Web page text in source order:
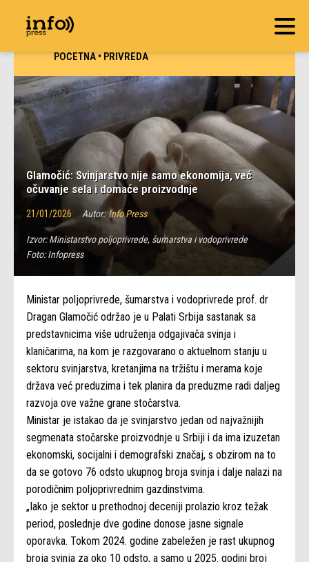
POČETNA•PRIVREDA
Glamočić: Svinjarstvo nije samo ekonomija, već
očuvanje sela i domaće proizvodnje
21/01/2026 Autor: Info Press
Izvor:Ministarstvo poljoprivrede, šumarstva i vodoprivrede
Foto:Infopress
Ministar poljoprivrede, šumarstva i vodoprivrede prof. dr
Dragan Glamočić održao je u Palati Srbija sastanak sa
predstavnicima više udruženja odgajivača svinja i
klaničarima, na kom je razgovarano o aktuelnom stanju u
sektoru svinjarstva, kretanjima na tržištu i merama koje
država već preduzima i tek planira da preduzme radi daljeg
razvoja ove važne grane stočarstva.
Ministar je istakao da je svinjarstvo jedan od najvažnijih
segmenata stočarske proizvodnje u Srbiji i da ima izuzetan
ekonomski, socijalni i demografski značaj, s obzirom na to
da se gotovo 76 odsto ukupnog broja svinja i dalje nalazi na
porodičnim poljoprivrednim gazdinstvima.
„Iako je sektor u prethodnoj deceniji prolazio kroz težak
period, poslednje dve godine donose jasne signale
oporavka. Tokom 2024. godine zabeležen je rast ukupnog
broja svinja za oko 10 odsto, a samo u 2025. godini broj